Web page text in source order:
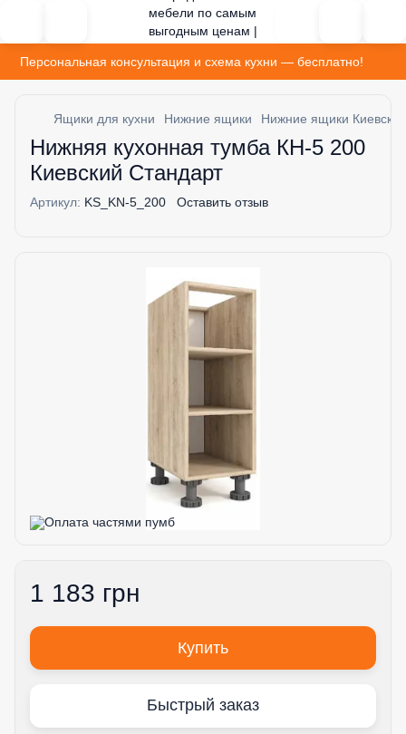
Персональная консультация и схема кухни — бесплатно!
Ящики для кухни Нижние ящики Нижние ящики
Нижняя кухонная тумба КН-5 200
Киевский Стандарт
Артикул: KS_KN-5_200 Оставить отзыв
1 183 грн
Купить
Быстрый заказ